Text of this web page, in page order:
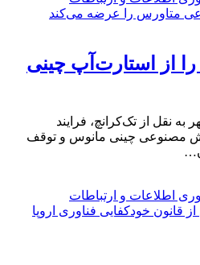
را از استارت‌آپ چینی
نقل از تک‌کرانچ، فرایند
مصنوعی چینی مانوس و توقف
اطلاعات و ارتباطات